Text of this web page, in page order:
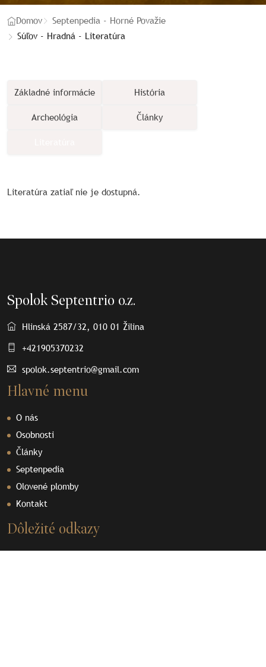
Domov
Septenpedia - Horné Považie
Súľov - Hradná - Literatúra
Základné informácie História
Archeológia Články
Literatúra zatiaľ nie je dostupná.
Spolok Septentrio o.z.
Hlinská 2587/32, 010 01 Žilina
+421905370232
spolok.septentrio@gmail.com
Hlavné menu
O nás
Osobnosti
Články
Septenpedia
Olovené plomby
Kontakt
Dôležité odkazy